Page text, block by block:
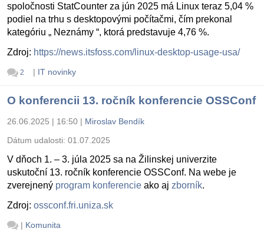
spoločnosti StatCounter za jún 2025 má Linux teraz 5,04 %
podiel na trhu s desktopovými počítačmi, čím prekonal
kategóriu „ Neznámy “, ktorá predstavuje 4,76 %.
Zdroj: https://news.itsfoss.com/linux-desktop-usage-usa/
2 | IT novinky
O konferencii 13. ročník konferencie OSSConf
26.06.2025 | 16:50 | Miroslav Bendík
Dátum udalosti: 01.07.2025
V dňoch 1. – 3. júla 2025 sa na Žilinskej univerzite
uskutoční 13. ročník konferencie OSSConf. Na webe je
zverejnený program konferencie ako aj zborník.
Zdroj: ossconf.fri.uniza.sk
| Komunita